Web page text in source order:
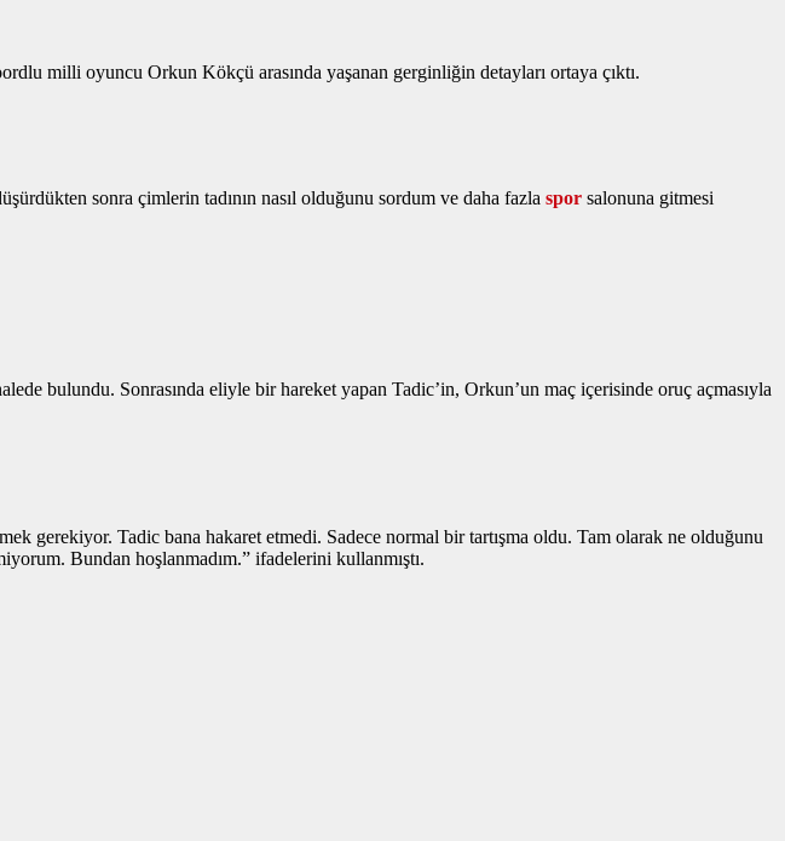
milli oyuncu Orkun Kökçü arasında yaşanan gerginliğin detayları ortaya çıktı.
sonra çimlerin tadının nasıl olduğunu sordum ve daha fazla spor salonuna gitmesi
bulundu. Sonrasında eliyle bir hareket yapan Tadic’in, Orkun’un maç içerisinde oruç açmasıyla
gerekiyor. Tadic bana hakaret etmedi. Sadece normal bir tartışma oldu. Tam olarak ne olduğunu
Bundan hoşlanmadım.” ifadelerini kullanmıştı.